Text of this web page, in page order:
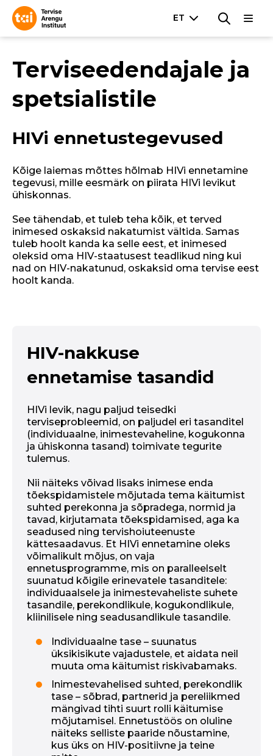
Terviseedendajale ja
spetsialistile
HIVi ennetustegevused
Kõige laiemas mõttes hõlmab HIVi ennetamine
tegevusi, mille eesmärk on piirata HIVi levikut
ühiskonnas.
See tähendab, et tuleb teha kõik, et terved
inimesed oskaksid nakatumist vältida. Samas
tuleb hoolt kanda ka selle eest, et inimesed
oleksid oma HIV-staatusest teadlikud ning kui
nad on HIV-nakatunud, oskaksid oma tervise eest
hoolt kanda.
HIV-nakkuse
ennetamise tasandid
HIVi levik, nagu paljud teisedki
terviseprobleemid, on paljudel eri tasanditel
(individuaalne, inimestevaheline, kogukonna
ja ühiskonna tasand) toimivate tegurite
tulemus.
Nii näiteks võivad lisaks inimese enda
tõekspidamistele mõjutada tema käitumist
suhted perekonna ja sõpradega, normid ja
tavad, kirjutamata tõekspidamised, aga ka
seadused ning tervishoiuteenuste
kättesaadavus. Et HIVi ennetamine oleks
võimalikult mõjus, on vaja
ennetusprogramme, mis on paralleelselt
suunatud kõigile erinevatele tasanditele:
individuaalsele ja inimestevaheliste suhete
tasandile, perekondlikule, kogukondlikule,
kliinilisele ning seadusandlikule tasandile.
Individuaalne tase – suunatus
üksikisikute vajadustele, et aidata neil
muuta oma käitumist riskivabamaks.
Inimestevahelised suhted, perekondlik
tase – sõbrad, partnerid ja pereliikmed
mängivad tihti suurt rolli käitumise
mõjutamisel. Ennetustöös on oluline
näiteks selliste paaride nõustamine,
kus üks on HIV-positiivne ja teine